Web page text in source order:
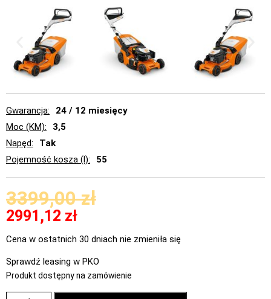
Gwarancja
24 / 12 miesięcy
Moc (KM)
3,5
Napęd
Tak
Pojemność kosza (l)
55
3399,00zł
2991,12 zł
Cena w ostatnich 30 dniach nie zmieniła się
Sprawdź leasing w PKO
Produkt dostępny na zamówienie